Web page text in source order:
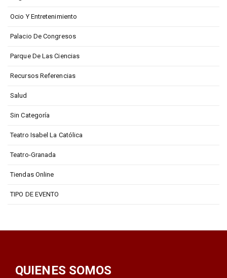
Ocio Y Entretenimiento
Palacio De Congresos
Parque De Las Ciencias
Recursos Referencias
Salud
Sin Categoría
Teatro Isabel La Católica
Teatro-Granada
Tiendas Online
TIPO DE EVENTO
QUIENES SOMOS